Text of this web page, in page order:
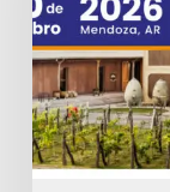
REAM
2026:
garanta
seu
ingresso!